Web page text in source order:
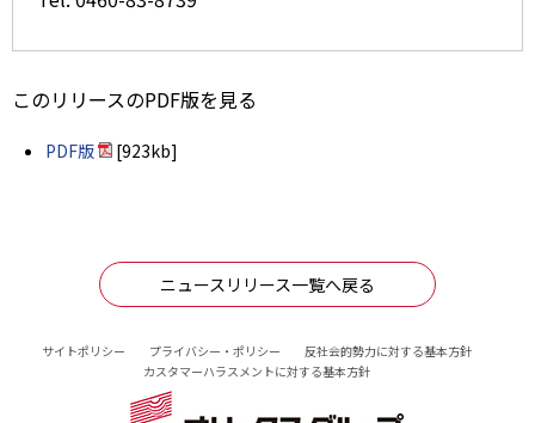
このリリースのPDF版を見る
PDF版 [923kb]
ニュースリリース一覧へ戻る
サイトポリシー プライバシー・ポリシー
反社会的勢力に対する基本方針
カスタマーハラスメントに対する基本方針